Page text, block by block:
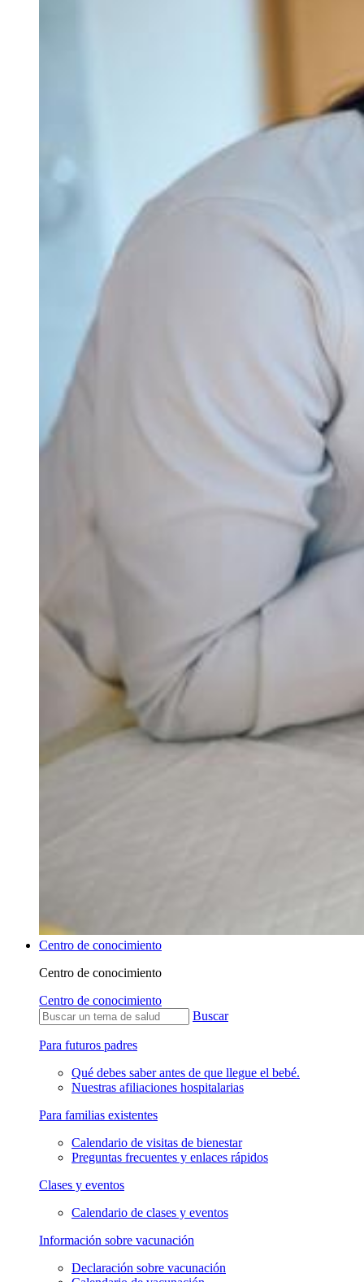
Centro de conocimiento
Centro de conocimiento
Centro de conocimiento
Buscar
Para futuros padres
Qué debes saber antes de que llegue el bebé.
Nuestras afiliaciones hospitalarias
Para familias existentes
Calendario de visitas de bienestar
Preguntas frecuentes y enlaces rápidos
Clases y eventos
Calendario de clases y eventos
Información sobre vacunación
Declaración sobre vacunación